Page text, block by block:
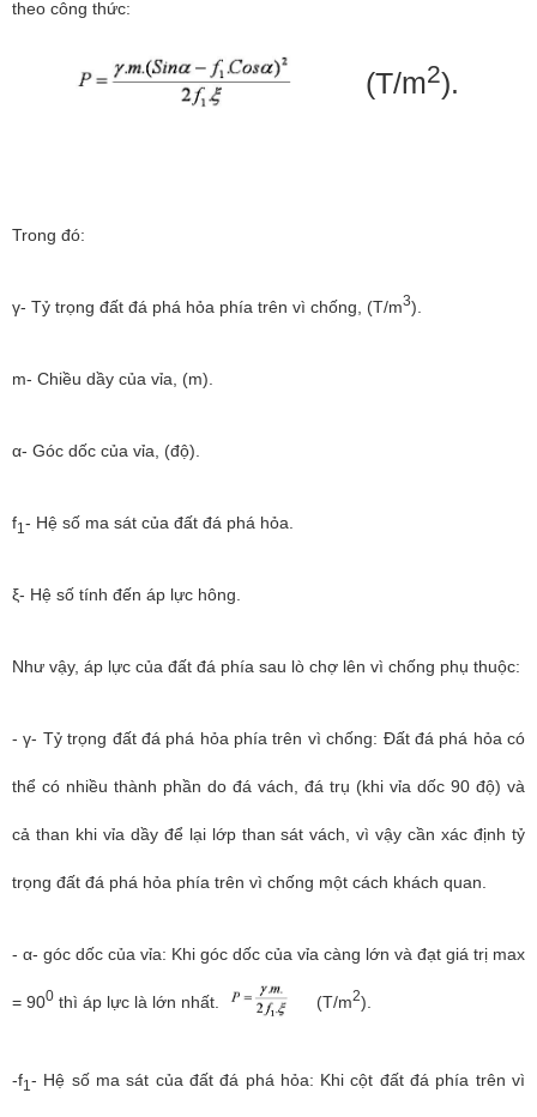
theo công thức:
(T/m2).
Trong đó:
γ- Tỷ trọng đất đá phá hỏa phía trên vì chống, (T/m3).
m- Chiều dầy của vỉa, (m).
α- Góc dốc của vỉa, (độ).
f1 - Hệ số ma sát của đất đá phá hỏa.
ξ- Hệ số tính đến áp lực hông.
Như vậy, áp lực của đất đá phía sau lò chợ lên vì chống phụ thuộc:
- γ- Tỷ trọng đất đá phá hỏa phía trên vì chống: Đất đá phá hỏa có
thể có nhiều thành phần do đá vách, đá trụ (khi vỉa dốc 90 độ) và
cả than khi vỉa dầy để lại lớp than sát vách, vì vậy cần xác định tỷ
trọng đất đá phá hỏa phía trên vì chống một cách khách quan.
- α- góc dốc của vỉa: Khi góc dốc của vỉa càng lớn và đạt giá trị max
= 900 thì áp lực là lớn nhất. (T/m2).
-f1 - Hệ số ma sát của đất đá phá hỏa: Khi cột đất đá phía trên vì